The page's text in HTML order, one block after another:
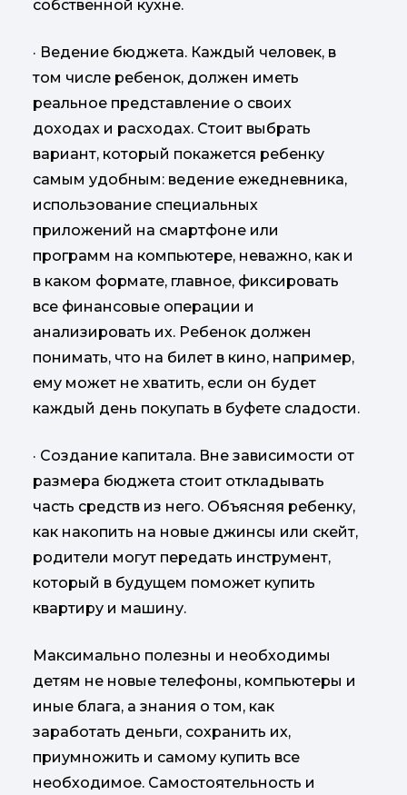
собственной кухне.
· Ведение бюджета. Каждый человек, в
том числе ребенок, должен иметь
реальное представление о своих
доходах и расходах. Стоит выбрать
вариант, который покажется ребенку
самым удобным: ведение ежедневника,
использование специальных
приложений на смартфоне или
программ на компьютере, неважно, как и
в каком формате, главное, фиксировать
все финансовые операции и
анализировать их. Ребенок должен
понимать, что на билет в кино, например,
ему может не хватить, если он будет
каждый день покупать в буфете сладости.
· Создание капитала. Вне зависимости от
размера бюджета стоит откладывать
часть средств из него. Объясняя ребенку,
как накопить на новые джинсы или скейт,
родители могут передать инструмент,
который в будущем поможет купить
квартиру и машину.
Максимально полезны и необходимы
детям не новые телефоны, компьютеры и
иные блага, а знания о том, как
заработать деньги, сохранить их,
приумножить и самому купить все
необходимое. Самостоятельность и